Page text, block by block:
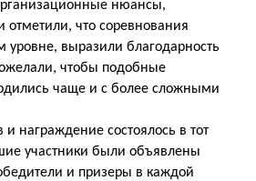
нюансы,
отметили, что соревнования
уровне, выразили благодарность
чтобы подобные
чаще и с более сложными
и награждение состоялось в тот
участники были объявлены
и призеры в каждой